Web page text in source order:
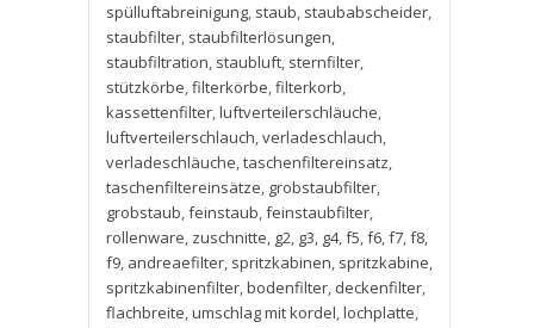
spülluftabreinigung, staub, staubabscheider,
staubfilter, staubfilterlösungen,
staubfiltration, staubluft, sternfilter,
stützkörbe,filterkörbe,filterkorb,
kassettenfilter,luftverteilerschläuche,
luftverteilerschlauch,verladeschlauch,
verladeschläuche,taschenfiltereinsatz,
taschenfiltereinsätze, grobstaubfilter,
grobstaub,feinstaub,feinstaubfilter,
rollenware, zuschnitte, g2, g3, g4,f5,f6,f7,f8,
f9, andreaefilter, spritzkabinen, spritzkabine,
spritzkabinenfilter,bodenfilter, deckenfilter,
flachbreite,umschlag mit kordel,lochplatte,